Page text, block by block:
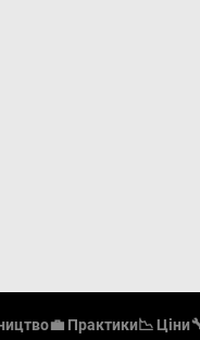
💼 Практики📉 Ціни